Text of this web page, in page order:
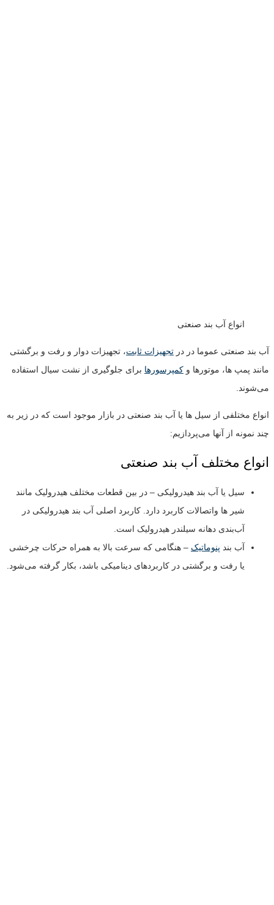
انواع آب بند صنعتی
آب بند صنعتی عموما در در تجهیزات ثابت، تجهیزات دوار و رفت و برگشتی
مانند پمپ ها، موتورها و کمپرسورها برای جلوگیری از نشت سیال استفاده
می‌شوند.
انواع مختلفی از سیل ها یا آب بند صنعتی در بازار موجود است که در زیر به
چند نمونه از آنها می‌پردازیم:
انواع مختلف آب بند صنعتی
سیل یا آب بند هیدرولیکی – در بین قطعات مختلف هیدرولیک مانند
شیر ها واتصالات کاربرد دارد. کاربرد اصلی آب بند هیدرولیکی در
آب‌بندی دهانه سیلندر هیدرولیک است.
آب بند پنوماتیک – هنگامی که سرعت بالا به همراه حرکات چرخشی
یا رفت و برگشتی در کاربردهای دینامیکی باشد، بکار گرفته می‌شود.